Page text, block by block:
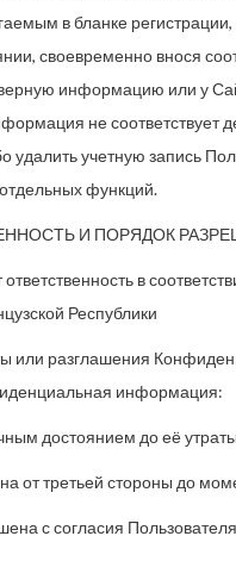
в бланке
своевременно внося
информацию или у
не соответствует
удалить учетную запись
функций.
И ПОРЯДОК
в
Республики
или разглашения
информация:
достоянием до её
от третьей стороны до
с согласия